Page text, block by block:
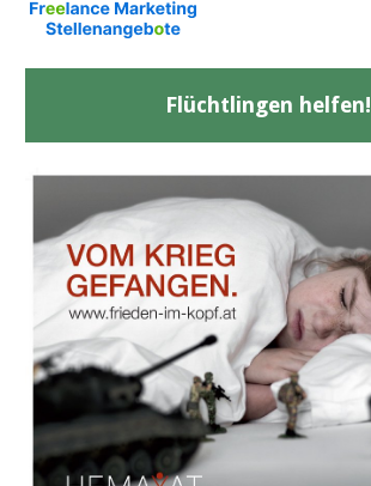
Flüchtlingen helfen!